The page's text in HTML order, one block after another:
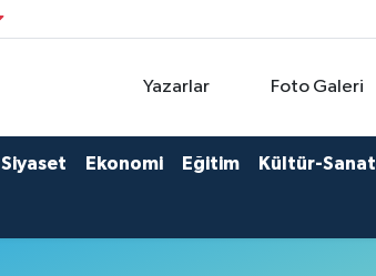
Yazarlar Foto Galeri
Siyaset Ekonomi Eğitim Kültür-Sanat